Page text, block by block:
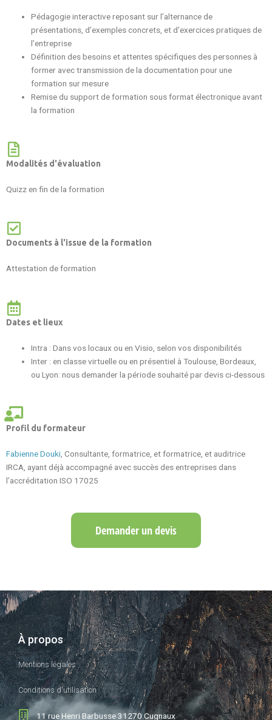
Pédagogie interactive reposant sur l’alternance de
présentations, d’exemples concrets, et d’exercices pratiques de
l’entreprise
Définition des besoins et attentes spécifiques des personnes à
former avec transmission de la documentation pour une
formation sur mesure
Remise du support de formation sous format électronique avant
la formation
Modalités d'évaluation
Quizz en fin de la formation
Documents à l'issue de la formation
Attestation de formation
Dates et lieux
Intra : Dans vos locaux ou en Visio, selon vos disponibilités
Inter : en classe virtuelle ou en présentiel à Toulouse, Bordeaux,
ou Lyon: nous demander la période souhaité par devis ci-dessous
Profil du formateur
Fabienne Douki , Consultante, formatrice, et formatrice, et auditrice
IRCA, ayant déjà accompagné avec succès des entreprises dans
l’accréditation ISO 17025
Demander un devis
À propos
Mentions légales
Conditions d'utilisation
11 rue Henri Barbusse 31270 Cugnaux